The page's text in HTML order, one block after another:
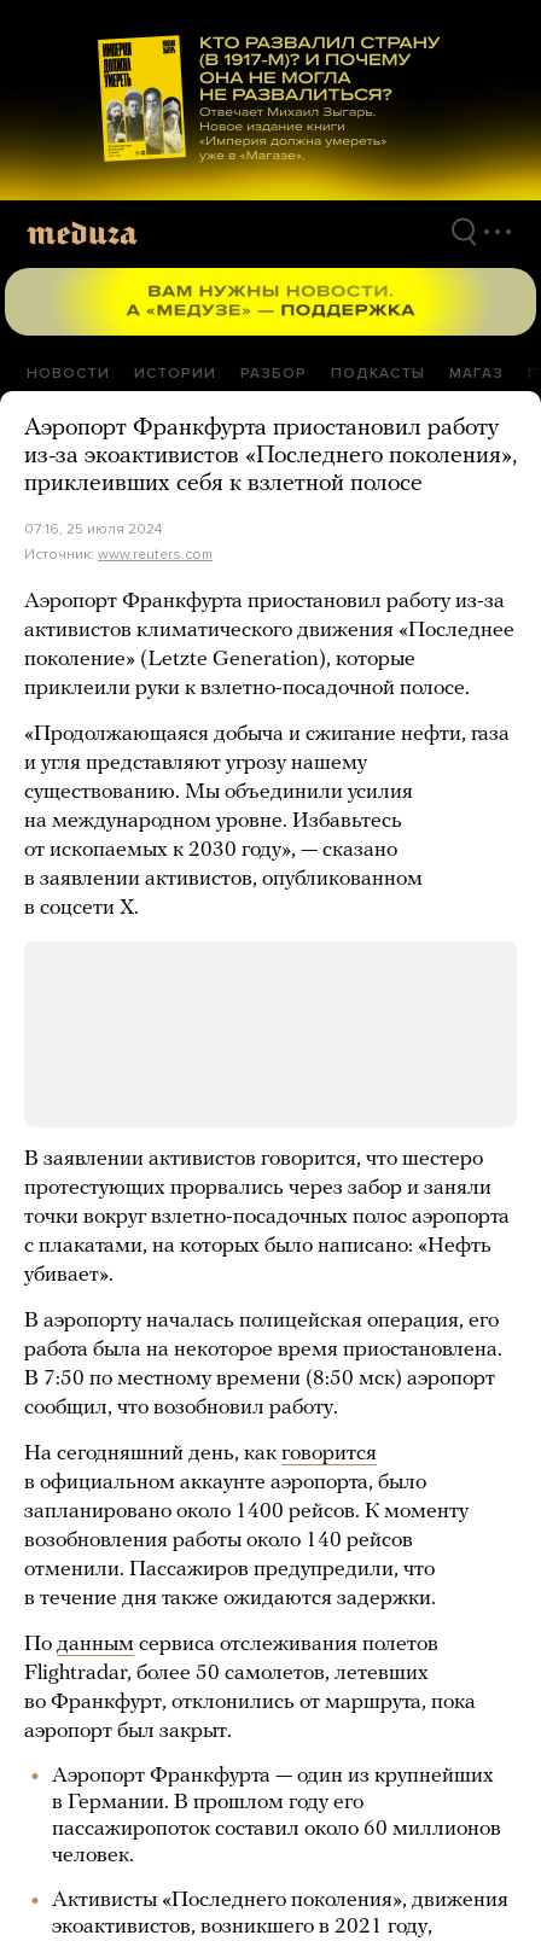
материалам
НОВОСТИ ИСТОРИИ РАЗБОР ПОДКАСТЫ МАГАЗ
Аэропорт Франкфурта приостановил работу
из-за экоактивистов «Последнего поколения»,
приклеивших себя к взлетной полосе
07:16, 25 июля 2024
Источник: www.reuters.com
Аэропорт Франкфурта приостановил работу из-за
активистов климатического движения «Последнее
поколение» (Letzte Generation), которые
приклеили руки к взлетно-посадочной полосе.
«Продолжающаяся добыча и сжигание нефти, газа
и угля представляют угрозу нашему
существованию. Мы объединили усилия
на международном уровне. Избавьтесь
от ископаемых к 2030 году», — сказано
в заявлении активистов, опубликованном
в соцсети X.
В заявлении активистов говорится, что шестеро
протестующих прорвались через забор и заняли
точки вокруг взлетно-посадочных полос аэропорта
с плакатами, на которых было написано: «Нефть
убивает».
В аэропорту началась полицейская операция, его
работа была на некоторое время приостановлена.
В 7:50 по местному времени (8:50 мск) аэропорт
сообщил, что возобновил работу.
На сегодняшний день, как говорится
в официальном аккаунте аэропорта, было
запланировано около 1400 рейсов. К моменту
возобновления работы около 140 рейсов
отменили. Пассажиров предупредили, что
в течение дня также ожидаются задержки.
По данным сервиса отслеживания полетов
Flightradar, более 50 самолетов, летевших
во Франкфурт, отклонились от маршрута, пока
аэропорт был закрыт.
Аэропорт Франкфурта — один из крупнейших
в Германии. В прошлом году его
пассажиропоток составил около 60 миллионов
человек.
Активисты «Последнего поколения», движения
экоактивистов, возникшего в 2021 году,